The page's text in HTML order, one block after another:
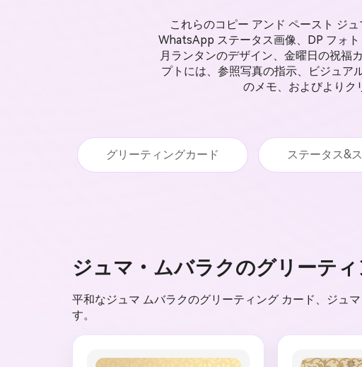
これらのコピー アンド ペースト ジ
WhatsApp ステータス画像、DP フォ
月ランタンのデザイン、金曜日の祝福
プトには、参照写真の指示、ビジュア
のメモ、およびよりク
グリーティングカード ステータス&
ジュマ・ムバラクのグリーテ
平和なジュマ ムバラクのグリーティング カード、ジュ
す。